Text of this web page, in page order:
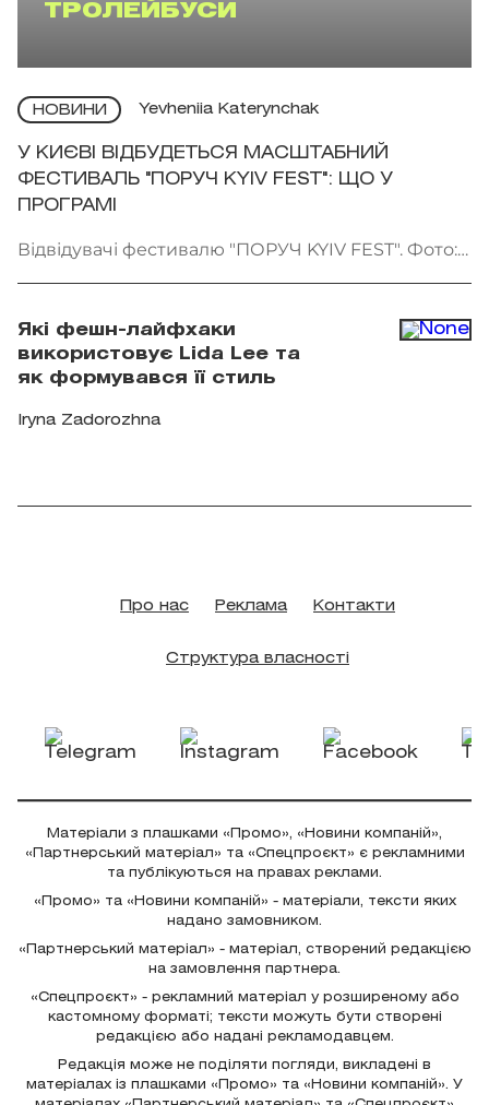
ТРОЛЕЙБУСИ
НОВИНИ Yevheniia Katerynchak
У КИЄВІ ВІДБУДЕТЬСЯ МАСШТАБНИЙ
ФЕСТИВАЛЬ "ПОРУЧ KYIV FEST": ЩО У
ПРОГРАМІ
Відвідувачі фестивалю "ПОРУЧ KYIV FEST". Фото:
Які фешн-лайфхаки
використовує Lida Lee та
як формувався її стиль
Iryna Zadorozhna
Про нас Реклама Контакти
Структура власності
Матеріали з плашками «Промо», «Новини компаній»,
«Партнерський матеріал» та «Спецпроєкт» є рекламними
та публікуються на правах реклами.
«Промо» та «Новини компаній» - матеріали, тексти яких
надано замовником.
«Партнерський матеріал» - матеріал, створений редакцією
на замовлення партнера.
«Спецпроєкт» - рекламний матеріал у розширеному або
кастомному форматі; тексти можуть бути створені
редакцією або надані рекламодавцем.
Редакція може не поділяти погляди, викладені в
матеріалах із плашками «Промо» та «Новини компаній». У